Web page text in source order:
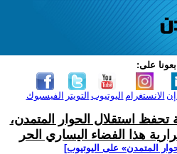
على:
الفيسبوك التويتر اليوتيوب الانستغرام
تحفظ استقلال الحوار المتمدن،
هذا الفضاء اليساري الحر
المتمدن» على اليوتيوب]